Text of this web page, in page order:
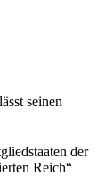
seinen
der
Reich“